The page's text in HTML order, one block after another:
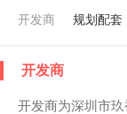
开发商 规划配套
开发商
开发商为深圳市